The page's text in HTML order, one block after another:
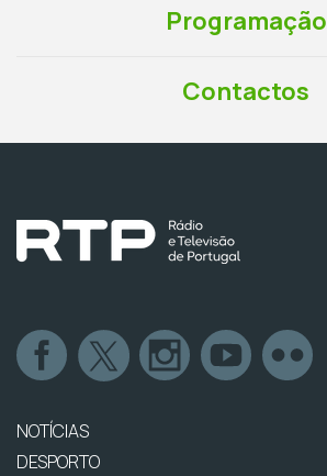
Programação
Contactos
NOTÍCIAS
DESPORTO